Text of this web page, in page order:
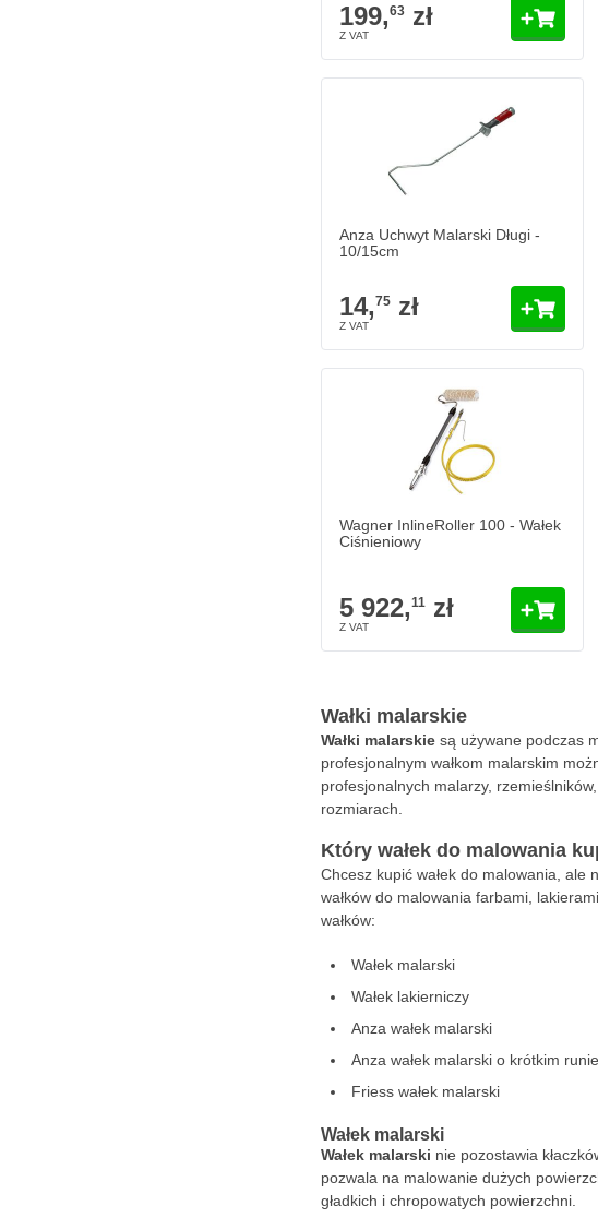
199,63zł
Anza Uchwyt Malarski Długi -
10/15cm
14,75zł
Wagner InlineRoller 100 - Wałek
Ciśnieniowy
5 922,11zł
Wałki malarskie
Wałki malarskiesą używane podczas
profesjonalnym wałkom malarskim
profesjonalnych malarzy,
rozmiarach.
Który wałek do malowania
Chcesz kupić wałek do malowania, ale
wałków do malowania farbami,
wałków:
Wałek malarski
Wałek lakierniczy
Anza wałek malarski
Anza wałek malarski o krótkim runie
Friess wałek malarski
Wałek malarski
Wałek malarski nie pozostawia
pozwala na malowanie dużych
gładkich i chropowatych powierzchni.